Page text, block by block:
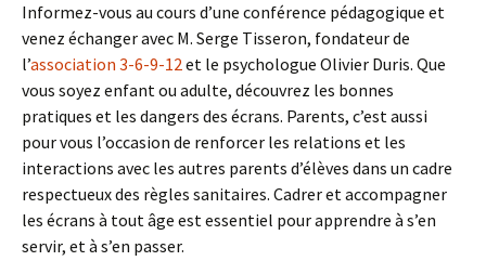
Informez-vous au cours d’une conférence pédagogique et
venez échanger avec M. Serge Tisseron, fondateur de
l’association 3-6-9-12et le psychologue Olivier Duris. Que
vous soyez enfant ou adulte, découvrez les bonnes
pratiques et les dangers des écrans. Parents, c’est aussi
pour vous l’occasion de renforcer les relations et les
interactions avec les autres parents d’élèves dans un cadre
respectueux des règles sanitaires. Cadrer et accompagner
les écrans à tout âge est essentiel pour apprendre à s’en
servir, et à s’en passer.